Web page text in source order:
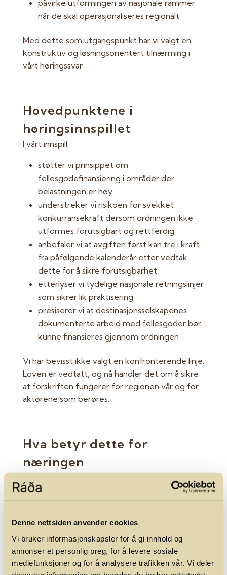
Denne nettsiden anvender cookies
Vi bruker informasjonskapsler for å gi innhold og
annonser et personlig preg, for å levere sosiale
mediefunksjoner og for å analysere trafikken vår. Vi deler
påvirke utformingen av nasjonale rammer
når de skal operasjonaliseres regionalt
Med dette som utgangspunkt har vi valgt en
konstruktiv og løsningsorientert tilnærming i
vårt høringssvar.
Hovedpunktene i
høringsinnspillet
I vårt innspill:
støtter vi prinsippet om
fellesgodefinansiering i områder der
belastningen er høy
understreker vi risikoen for svekket
konkurransekraft dersom ordningen ikke
utformes forutsigbart og rettferdig
anbefaler vi at avgiften først kan tre i kraft
fra påfølgende kalenderår etter vedtak,
dette for å sikre forutsigbarhet
etterlyser vi tydelige nasjonale retningslinjer
som sikrer lik praktisering
presiserer vi at destinasjonsselskapenes
dokumenterte arbeid med fellesgoder bør
kunne finansieres gjennom ordningen
Vi har bevisst ikke valgt en konfronterende linje.
Loven er vedtatt, og nå handler det om å sikre
at forskriften fungerer for regionen vår og for
aktørene som berøres.
Hva betyr dette for
næringen
konkurransenøytralitet
tydelig avgrensning av hva midlene kan
benyttes til
styrket regional koordinering og lokalt
samspill